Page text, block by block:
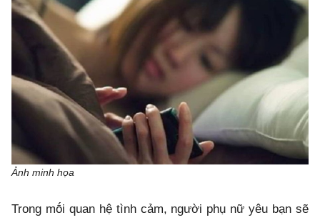
Ảnh minh họa
Trong mṓi quan hệ tình cảm, người phụ nữ yêu bạn sẽ